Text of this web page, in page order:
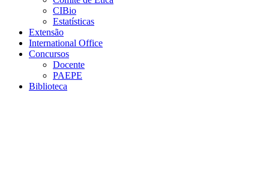
CIBio
Estatísticas
Extensão
International Office
Concursos
Docente
PAEPE
Biblioteca